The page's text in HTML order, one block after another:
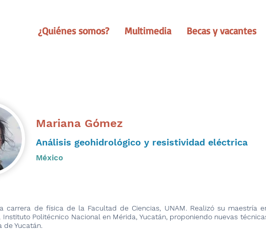
¿Quiénes somos? Multimedia Becas y vacantes
Mariana Gómez
Análisis geohidrológico y resistividad eléctrica
México
carrera de física de la Facultad de Ciencias, UNAM. Realizó su maestría
Instituto Politécnico Nacional en Mérida, Yucatán, proponiendo nuevas
de Yucatán.